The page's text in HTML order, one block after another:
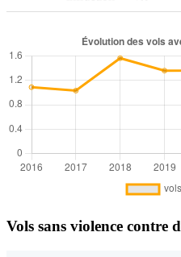
Vols sans violence contre